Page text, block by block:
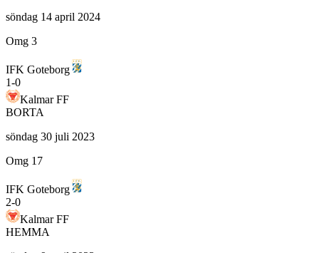
söndag 14 april 2024
Omg 3
IFK Goteborg
1-0
Kalmar FF
BORTA
söndag 30 juli 2023
Omg 17
IFK Goteborg
2-0
Kalmar FF
HEMMA